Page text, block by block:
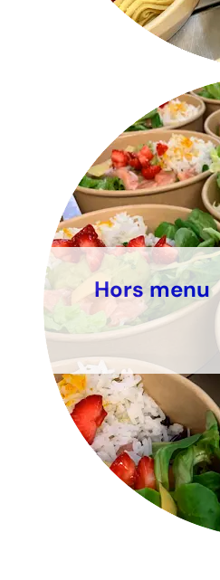
Hors menu